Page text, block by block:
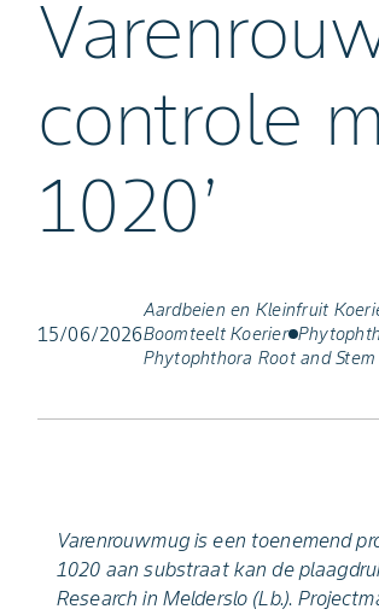
controle
1020’
15/06/2026
Aardbeien en Kleinfruit
Boomteelt Koerier
Phytophthora Root and
Varenrouwmug is een toenemend
1020 aan substraat kan de
Research in Melderslo (Lb.).